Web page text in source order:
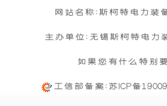
和
防
活动时间 : 从2026年01月01日
购买公司产品，运费减免优
活动时间 : 从2023年12月20日
所需时间 : 3-4 天 [ 国内 ]
配送范围 : 按收货人地址
网站名称:斯柯特电力装
主办单位:无锡斯柯特电力
如果您有什么特别
工信部备案:苏ICP备